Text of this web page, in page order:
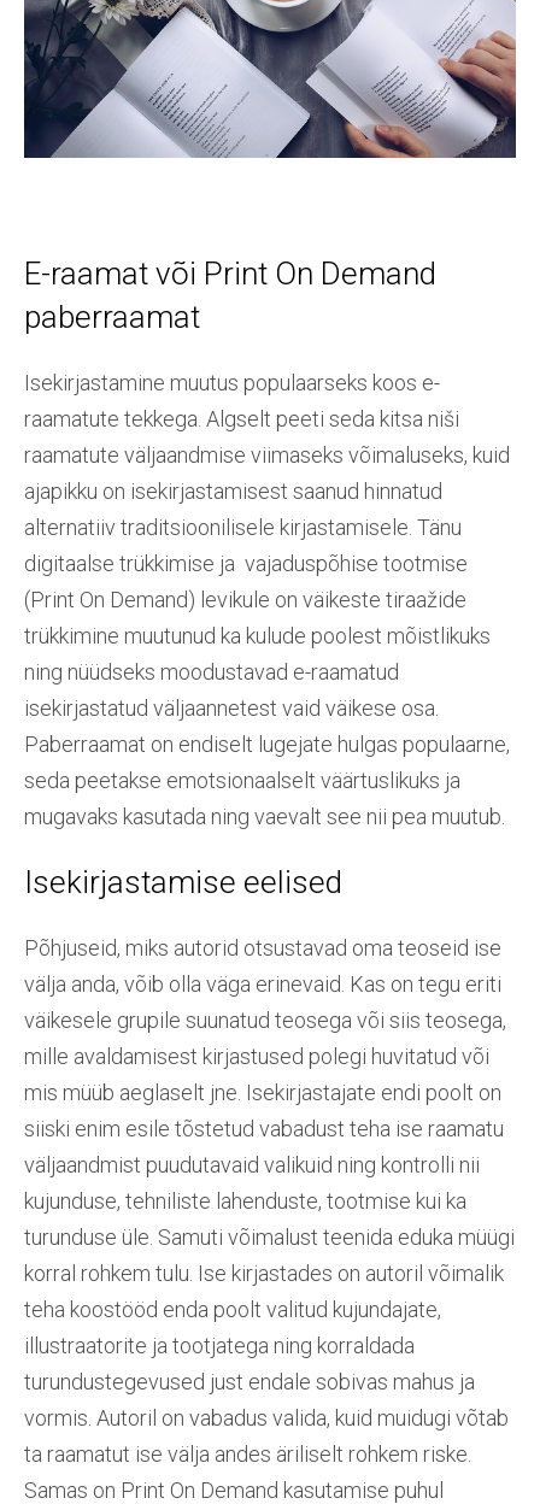
E-raamat või Print On Demand
paberraamat
Isekirjastamine muutus populaarseks koos e-
raamatute tekkega. Algselt peeti seda kitsa niši
raamatute väljaandmise viimaseks võimaluseks, kuid
ajapikku on isekirjastamisest saanud hinnatud
alternatiiv traditsioonilisele kirjastamisele. Tänu
digitaalse trükkimise ja vajaduspõhise tootmise
(Print On Demand) levikule on väikeste tiraažide
trükkimine muutunud ka kulude poolest mõistlikuks
ning nüüdseks moodustavad e-raamatud
isekirjastatud väljaannetest vaid väikese osa.
Paberraamat on endiselt lugejate hulgas populaarne,
seda peetakse emotsionaalselt väärtuslikuks ja
mugavaks kasutada ning vaevalt see nii pea muutub.
Isekirjastamise eelised
Põhjuseid, miks autorid otsustavad oma teoseid ise
välja anda, võib olla väga erinevaid. Kas on tegu eriti
väikesele grupile suunatud teosega või siis teosega,
mille avaldamisest kirjastused polegi huvitatud või
mis müüb aeglaselt jne. Isekirjastajate endi poolt on
siiski enim esile tõstetud vabadust teha ise raamatu
väljaandmist puudutavaid valikuid ning kontrolli nii
kujunduse, tehniliste lahenduste, tootmise kui ka
turunduse üle. Samuti võimalust teenida eduka müügi
korral rohkem tulu. Ise kirjastades on autoril võimalik
teha koostööd enda poolt valitud kujundajate,
illustraatorite ja tootjatega ning korraldada
turundustegevused just endale sobivas mahus ja
vormis. Autoril on vabadus valida, kuid muidugi võtab
ta raamatut ise välja andes äriliselt rohkem riske.
Samas on Print On Demand kasutamise puhul